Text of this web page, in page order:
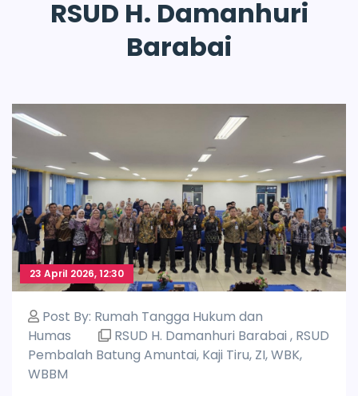
RSUD H. Damanhuri
Barabai
23 April 2026, 12:30
Post By: Rumah Tangga Hukum dan
Humas
RSUD H. Damanhuri Barabai , RSUD
Pembalah Batung Amuntai, Kaji Tiru, ZI,WBK,
WBBM